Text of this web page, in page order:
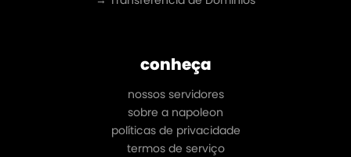
conheça
nossos servidores
sobre a napoleon
políticas de privacidade
termos de serviço